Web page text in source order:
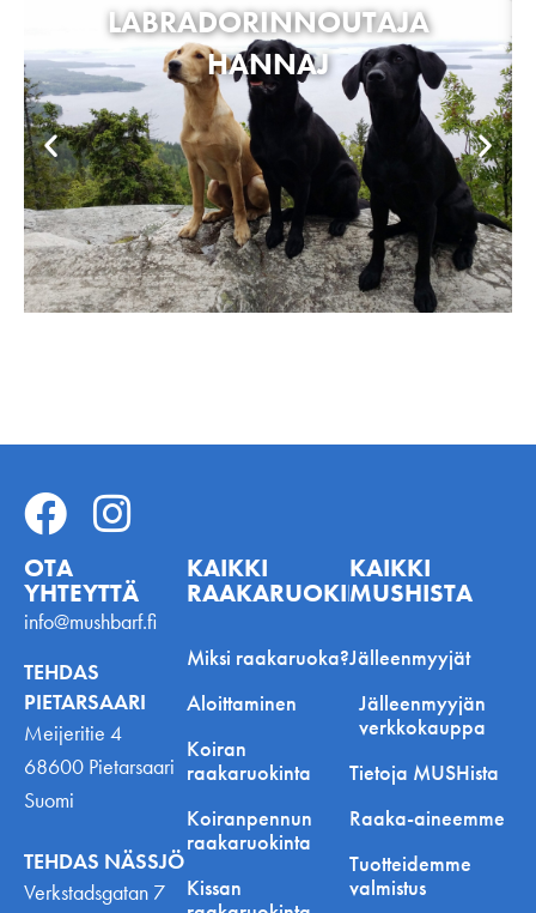
LABRADORINNOUTAJA
HANNAJ
OTA
YHTEYTTÄ
info@mushbarf.fi
TEHDAS
PIETARSAARI
Meijeritie 4
68600 Pietarsaari
Suomi
TEHDAS NÄSSJÖ
Verkstadsgatan 7
KAIKKI
RAAKARUOKINNASTA
Miksi raakaruoka?
Aloittaminen
Koiran
raakaruokinta
Koiranpennun
raakaruokinta
Kissan
KAIKKI
MUSHISTA
Jälleenmyyjät
Jälleenmyyjän
verkkokauppa
Tietoja MUSHista
Raaka-aineemme
Tuotteidemme
valmistus